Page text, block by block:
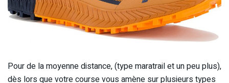
Pour de la moyenne distance, (type maratrail et un peu plus),
dès lors que votre course vous amène sur plusieurs types